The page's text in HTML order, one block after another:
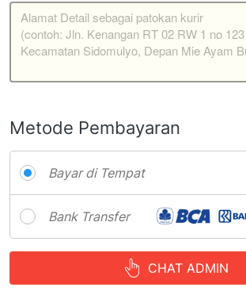
Metode Pembayaran
Bayar di Tempat
Bank Transfer
` CHAT ADMIN